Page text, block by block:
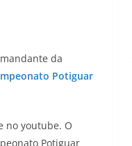
da
Potiguar
no youtube. O
Potiguar